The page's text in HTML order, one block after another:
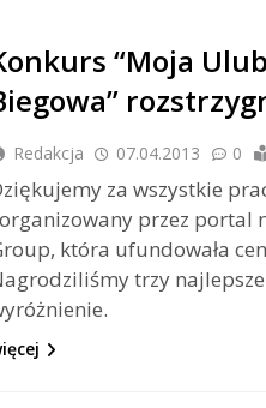
“Moja
Redakcja 07.04.2013 0
za wszystkie
przez portal
która ufundowała
trzy